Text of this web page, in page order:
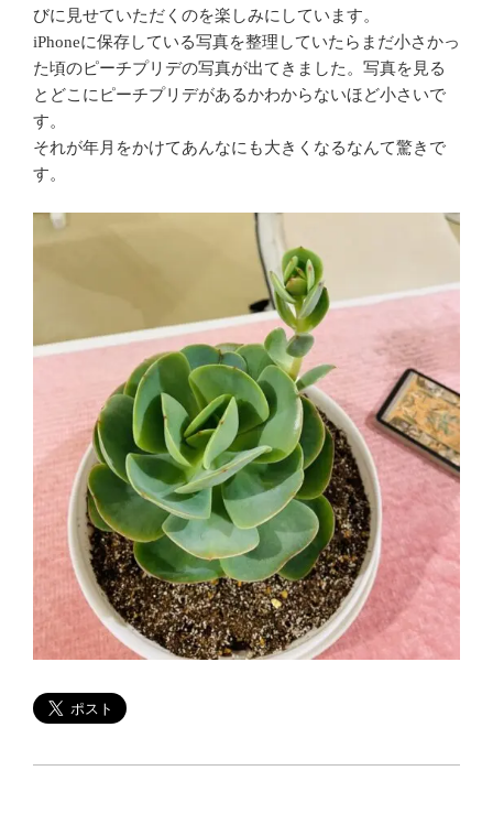
びに見せていただくのを楽しみにしています。
iPhoneに保存している写真を整理していたらまだ小さかっ
た頃のピーチプリデの写真が出てきました。写真を見る
とどこにピーチプリデがあるかわからないほど小さいで
す。
それが年月をかけてあんなにも大きくなるなんて驚きで
す。